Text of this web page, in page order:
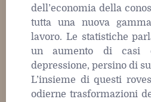
dell’economia della
tutta una nuova
lavoro. Le statistiche
un aumento di
depressione, persino di
L’insieme di questi
odierne trasformazioni